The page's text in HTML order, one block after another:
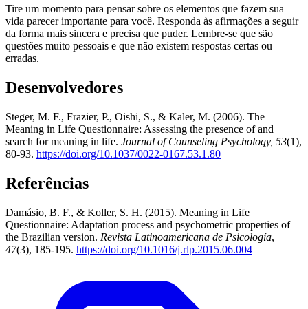
Tire um momento para pensar sobre os elementos que fazem sua
vida parecer importante para você. Responda às afirmações a seguir
da forma mais sincera e precisa que puder. Lembre-se que são
questões muito pessoais e que não existem respostas certas ou
erradas.
Desenvolvedores
Steger, M. F., Frazier, P., Oishi, S., & Kaler, M. (2006). The
Meaning in Life Questionnaire: Assessing the presence of and
search for meaning in life. Journal of Counseling Psychology, 53(1),
80-93. https://doi.org/10.1037/0022-0167.53.1.80
Referências
Damásio, B. F., & Koller, S. H. (2015). Meaning in Life
Questionnaire: Adaptation process and psychometric properties of
the Brazilian version. Revista Latinoamericana de Psicología,
47(3), 185-195. https://doi.org/10.1016/j.rlp.2015.06.004